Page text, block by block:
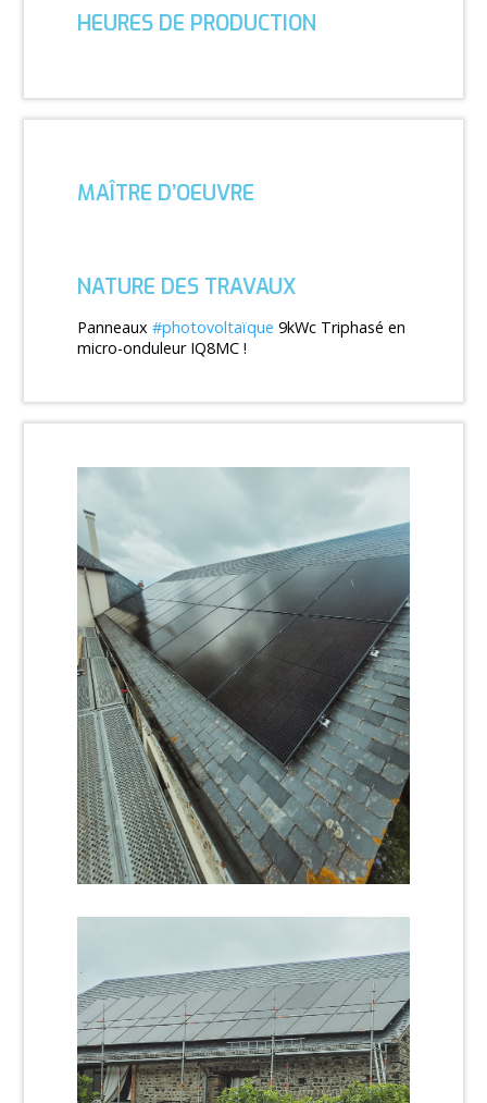
HEURES DE PRODUCTION
MAÎTRE D’OEUVRE
NATURE DES TRAVAUX
Panneaux #photovoltaïque 9kWc Triphasé en
micro-onduleur IQ8MC !